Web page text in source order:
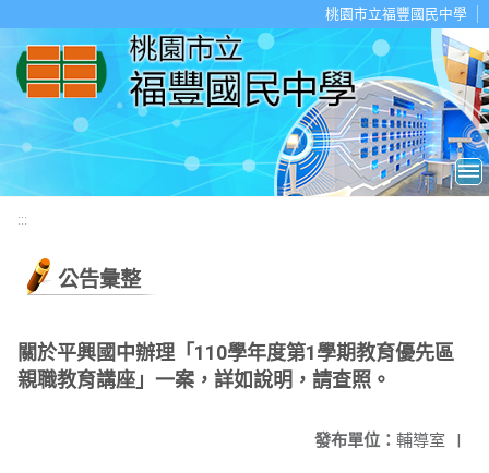
桃園市立福豐國民中學
:::
公告彙整
關於平興國中辦理「110學年度第1學期教育優先區
親職教育講座」一案，詳如說明，請查照。
發布單位： 輔導室 |